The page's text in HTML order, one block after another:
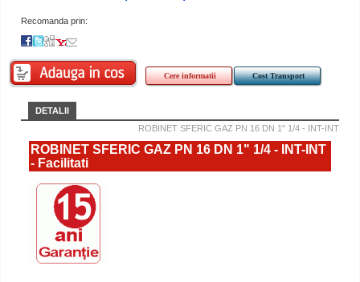
Recomanda prin:
Cere informatii Cost Transport
DETALII
ROBINET SFERIC GAZ PN 16 DN 1" 1/4 - INT-INT
ROBINET SFERIC GAZ PN 16 DN 1" 1/4 - INT-INT
- Facilitati